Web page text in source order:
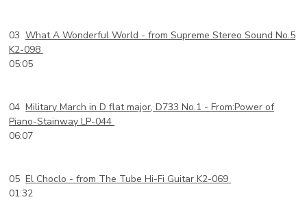
03What A Wonderful World -from Supreme Stereo Sound No.5
K2-098
05:05
04Military March in D flat major, D733 No.1 -From:Power of
Piano-Stainway LP-044
06:07
05El Choclo -from The Tube Hi-Fi Guitar K2-069
01:32